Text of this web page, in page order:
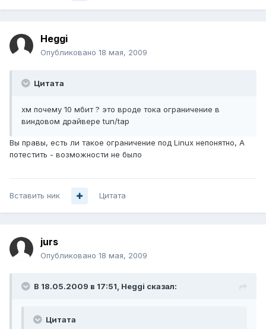
Heggi
Опубликовано 18 мая, 2009
Цитата
хм почему 10 мбит ? это вроде тока ограничение в
виндовом драйвере tun/tap
Вы правы, есть ли такое ограничение под Linux непонятно, А
потестить - возможности не было
Вставить ник Цитата
jurs
Опубликовано 18 мая, 2009
В 18.05.2009 в 17:51, Heggi сказал:
Цитата